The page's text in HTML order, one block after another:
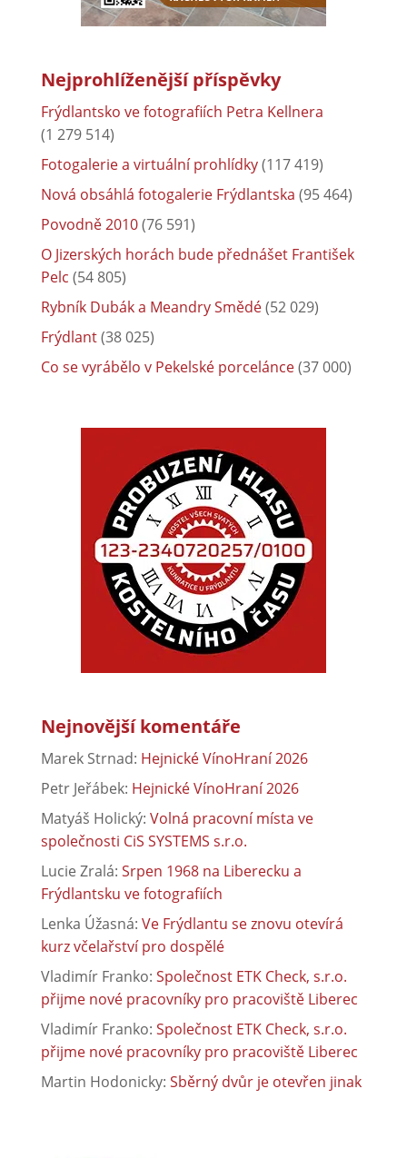
Nejprohlíženější příspěvky
Frýdlantsko ve fotografiích Petra Kellnera
(1 279 514)
Fotogalerie a virtuální prohlídky(117 419)
Nová obsáhlá fotogalerie Frýdlantska (95 464)
Povodně 2010(76 591)
O Jizerských horách bude přednášet František
Pelc (54 805)
Rybník Dubák a Meandry Smědé(52 029)
Frýdlant(38 025)
Co se vyrábělo v Pekelské porcelánce(37 000)
Nejnovější komentáře
Marek Strnad: Hejnické VínoHraní 2026
Petr Jeřábek: Hejnické VínoHraní 2026
Matyáš Holický: Volná pracovní místa ve
společnosti CiS SYSTEMS s.r.o.
Lucie Zralá: Srpen 1968 na Liberecku a
Frýdlantsku ve fotografiích
Lenka Úžasná: Ve Frýdlantu se znovu otevírá
kurz včelařství pro dospělé
Vladimír Franko: Společnost ETK Check, s.r.o.
přijme nové pracovníky pro pracoviště Liberec
Vladimír Franko: Společnost ETK Check, s.r.o.
přijme nové pracovníky pro pracoviště Liberec
Martin Hodonicky: Sběrný dvůr je otevřen jinak